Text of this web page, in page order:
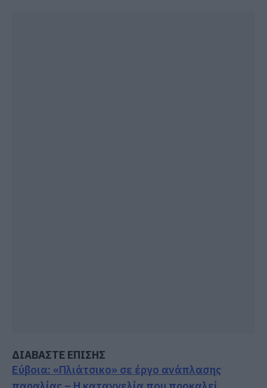
ΔΙΑΒΑΣΤΕ ΕΠΙΣΗΣ
Εύβοια: «Πλιάτσικο» σε έργο ανάπλασης